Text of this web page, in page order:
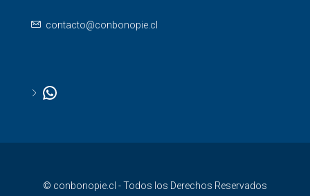
contacto@conbonopie.cl
© conbonopie.cl - Todos los Derechos Reservados